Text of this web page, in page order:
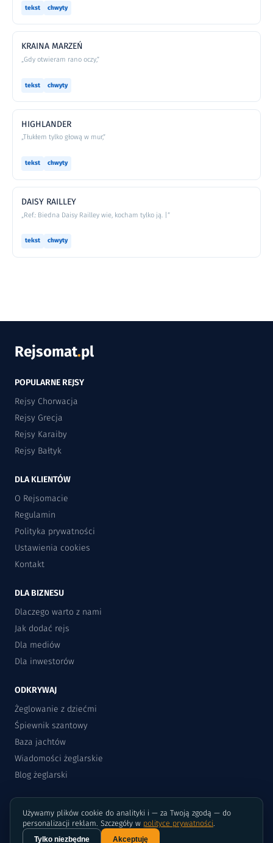
Używamy plików cookie do analityki i — za Twoją zgodą — do
personalizacji reklam. Szczegóły w polityce prywatności.
Tylko niezbędne Akceptuję
tekst chwyty
KRAINA MARZEŃ
„Gdy otwieram rano oczy,”
tekst chwyty
HIGHLANDER
„Tłukłem tylko głową w mur,”
tekst chwyty
DAISY RAILLEY
„Ref.: Biedna Daisy Railley wie, kocham tylko ją. |”
tekst chwyty
Rejsomat.pl
POPULARNE REJSY
Rejsy Chorwacja
Rejsy Grecja
Rejsy Karaiby
Rejsy Bałtyk
DLA KLIENTÓW
O Rejsomacie
Regulamin
Polityka prywatności
Ustawienia cookies
Kontakt
DLA BIZNESU
Dlaczego warto z nami
Jak dodać rejs
Dla mediów
Dla inwestorów
ODKRYWAJ
Żeglowanie z dziećmi
Śpiewnik szantowy
Baza jachtów
Wiadomości żeglarskie
Blog żeglarski